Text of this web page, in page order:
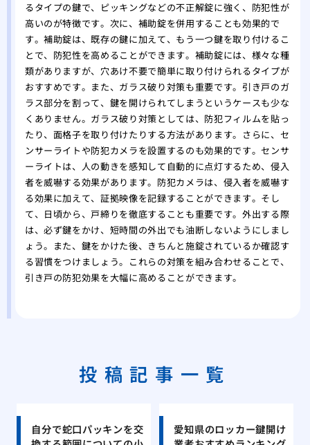
るタイプの鍵で、ピッキングなどの不正解錠に強く、防犯性が
高いのが特徴です。次に、補助錠を併用することも効果的で
す。補助錠は、既存の鍵に加えて、もう一つ鍵を取り付けるこ
とで、防犯性を高めることができます。補助錠には、様々な種
類がありますが、穴あけ不要で簡単に取り付けられるタイプが
おすすめです。また、ガラス破り対策も重要です。引き戸のガ
ラス部分を割って、鍵を開けられてしまうというケースも少な
くありません。ガラス破り対策としては、防犯フィルムを貼っ
たり、面格子を取り付けたりする方法があります。さらに、セ
ンサーライトや防犯カメラを設置するのも効果的です。センサ
ーライトは、人の動きを感知して自動的に点灯するため、侵入
者を威嚇する効果があります。防犯カメラは、侵入者を威嚇す
る効果に加えて、証拠映像を記録することができます。そし
て、日頃から、戸締りを徹底することも重要です。外出する際
は、必ず鍵をかけ、短時間の外出でも油断しないようにしまし
ょう。また、鍵をかけた後、きちんと施錠されているか確認す
る習慣をつけましょう。これらの対策を組み合わせることで、
引き戸の防犯効果を大幅に高めることができます。
投稿記事一覧
自分で蛇口パッキンを交
愛知県のロッカー鍵開け